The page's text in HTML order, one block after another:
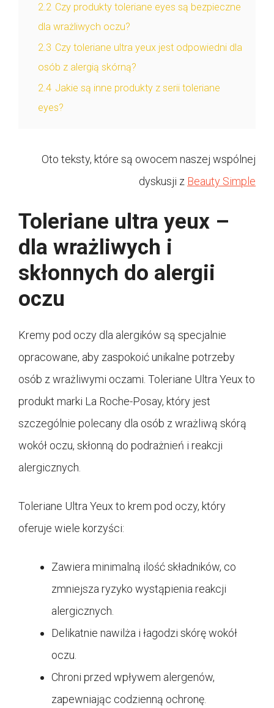
2.2 Czy produkty toleriane eyes są bezpieczne
dla wrażliwych oczu?
2.3 Czy toleriane ultra yeux jest odpowiedni dla
osób z alergią skórną?
2.4 Jakie są inne produkty z serii toleriane
eyes?
Oto teksty, które są owocem naszej wspólnej
dyskusji z Beauty Simple
Toleriane ultra yeux –
dla wrażliwych i
skłonnych do alergii
oczu
Kremy pod oczy dla alergików są specjalnie
opracowane, aby zaspokoić unikalne potrzeby
osób z wrażliwymi oczami. Toleriane Ultra Yeux to
produkt marki La Roche-Posay, który jest
szczególnie polecany dla osób z wrażliwą skórą
wokół oczu, skłonną do podrażnień i reakcji
alergicznych.
Toleriane Ultra Yeux to krem pod oczy, który
oferuje wiele korzyści:
Zawiera minimalną ilość składników, co
zmniejsza ryzyko wystąpienia reakcji
alergicznych.
Delikatnie nawilża i łagodzi skórę wokół
oczu.
Chroni przed wpływem alergenów,
zapewniając codzienną ochronę.